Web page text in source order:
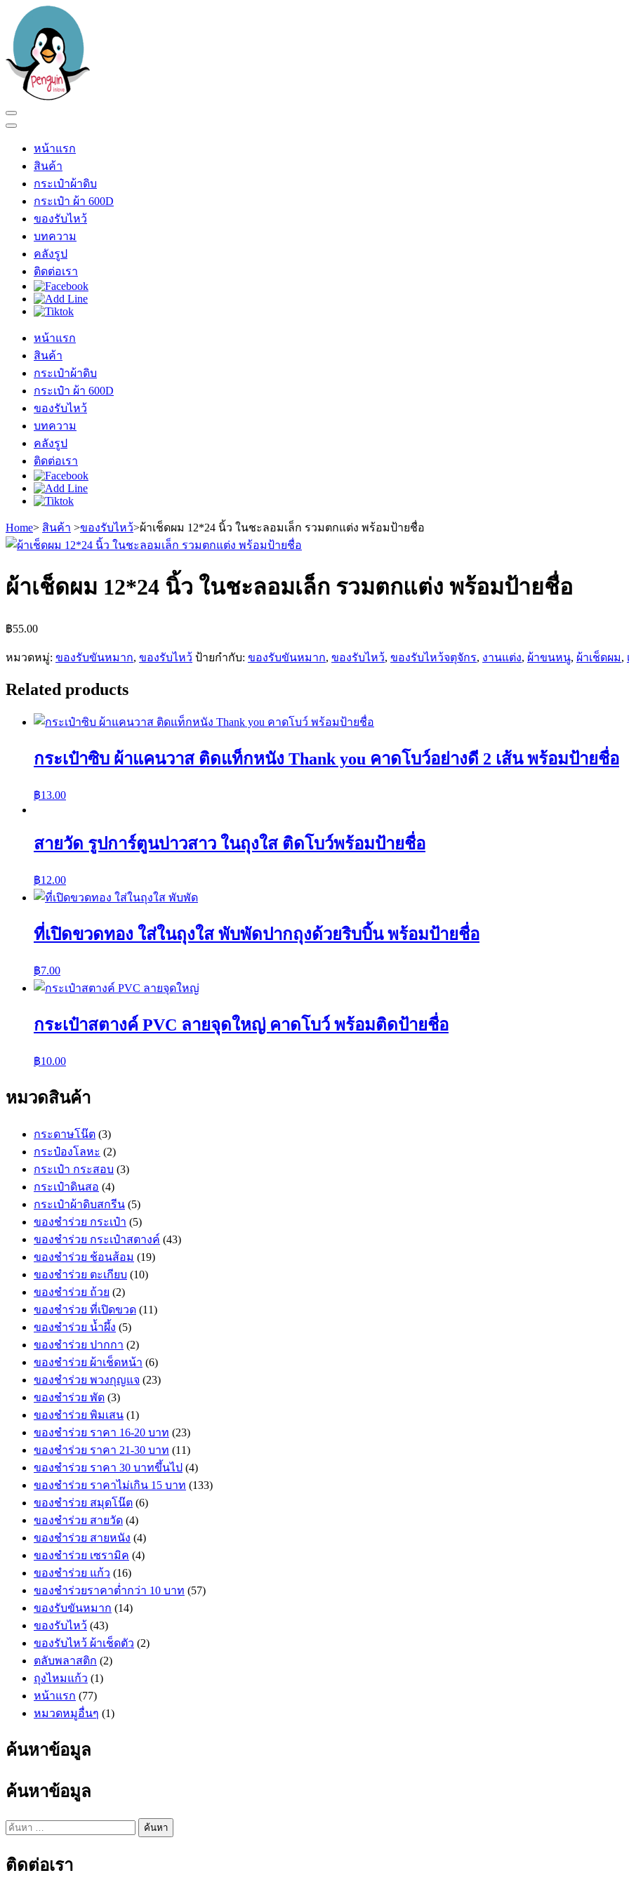
content
(Press
Enter)
เพนกวินอินเลิฟ
ร้าน เพนกวินอินเลิฟ
หน้าแรก
สินค้า
กระเป๋าผ้าดิบ
กระเป๋า ผ้า 600D
ของรับไหว้
บทความ
คลังรูป
ติดต่อเรา
หน้าแรก
สินค้า
กระเป๋าผ้าดิบ
กระเป๋า ผ้า 600D
ของรับไหว้
บทความ
คลังรูป
ติดต่อเรา
Home> สินค้า >ของรับไหว้>ผ้าเช็ดผม 12*24 นิ้ว ในชะลอมเล็ก รวมตกแต่ง พร้อมป้ายชื่อ
ผ้าเช็ดผม 12*24 นิ้ว ในชะลอมเล็ก รวมตกแต่ง พร้อมป้ายชื่อ
฿55.00
หมวดหมู่: ของรับขันหมาก, ของรับไหว้ ป้ายกำกับ: ของรับขันหมาก, ของรับไหว้, ของรับไหว้จตุจักร, งานแต่ง, ผ้าขนหนู, ผ้าเช็ดผม,
Related products
กระเป๋าซิบ ผ้าแคนวาส ติดแท็กหนัง Thank you คาดโบว์อย่างดี 2 เส้น พร้อมป้ายชื่อ
฿13.00
สายวัด รูปการ์ตูนบ่าวสาว ในถุงใส ติดโบว์พร้อมป้ายชื่อ
฿12.00
ที่เปิดขวดทอง ใส่ในถุงใส พับพัดปากถุงด้วยริบบิ้น พร้อมป้ายชื่อ
฿7.00
กระเป๋าสตางค์ PVC ลายจุดใหญ่ คาดโบว์ พร้อมติดป้ายชื่อ
฿10.00
หมวดสินค้า
กระดาษโน๊ต (3)
กระป๋องโลหะ (2)
กระเป๋า กระสอบ (3)
กระเป๋าดินสอ (4)
กระเป๋าผ้าดิบสกรีน (5)
ของชำร่วย กระเป๋า (5)
ของชำร่วย กระเป๋าสตางค์ (43)
ของชำร่วย ช้อนส้อม (19)
ของชำร่วย ตะเกียบ (10)
ของชำร่วย ถ้วย (2)
ของชำร่วย ที่เปิดขวด (11)
ของชำร่วย น้ำผึ้ง (5)
ของชำร่วย ปากกา (2)
ของชำร่วย ผ้าเช็ดหน้า (6)
ของชำร่วย พวงกุญแจ (23)
ของชำร่วย พัด (3)
ของชำร่วย พิมเสน (1)
ของชำร่วย ราคา 16-20 บาท (23)
ของชำร่วย ราคา 21-30 บาท (11)
ของชำร่วย ราคา 30 บาทขึ้นไป (4)
ของชำร่วย ราคาไม่เกิน 15 บาท (133)
ของชำร่วย สมุดโน๊ต (6)
ของชำร่วย สายวัด (4)
ของชำร่วย สายหนัง (4)
ของชำร่วย เซรามิค (4)
ของชำร่วย แก้ว (16)
ของชำร่วยราคาต่ำกว่า 10 บาท (57)
ของรับขันหมาก (14)
ของรับไหว้ (43)
ของรับไหว้ ผ้าเช็ดตัว (2)
ตลับพลาสติก (2)
ถุงไหมแก้ว (1)
หน้าแรก (77)
หมวดหมูอื่นๆ (1)
ค้นหาข้อมูล
ค้นหาข้อมูล
ค้นหา
ติดต่อเรา